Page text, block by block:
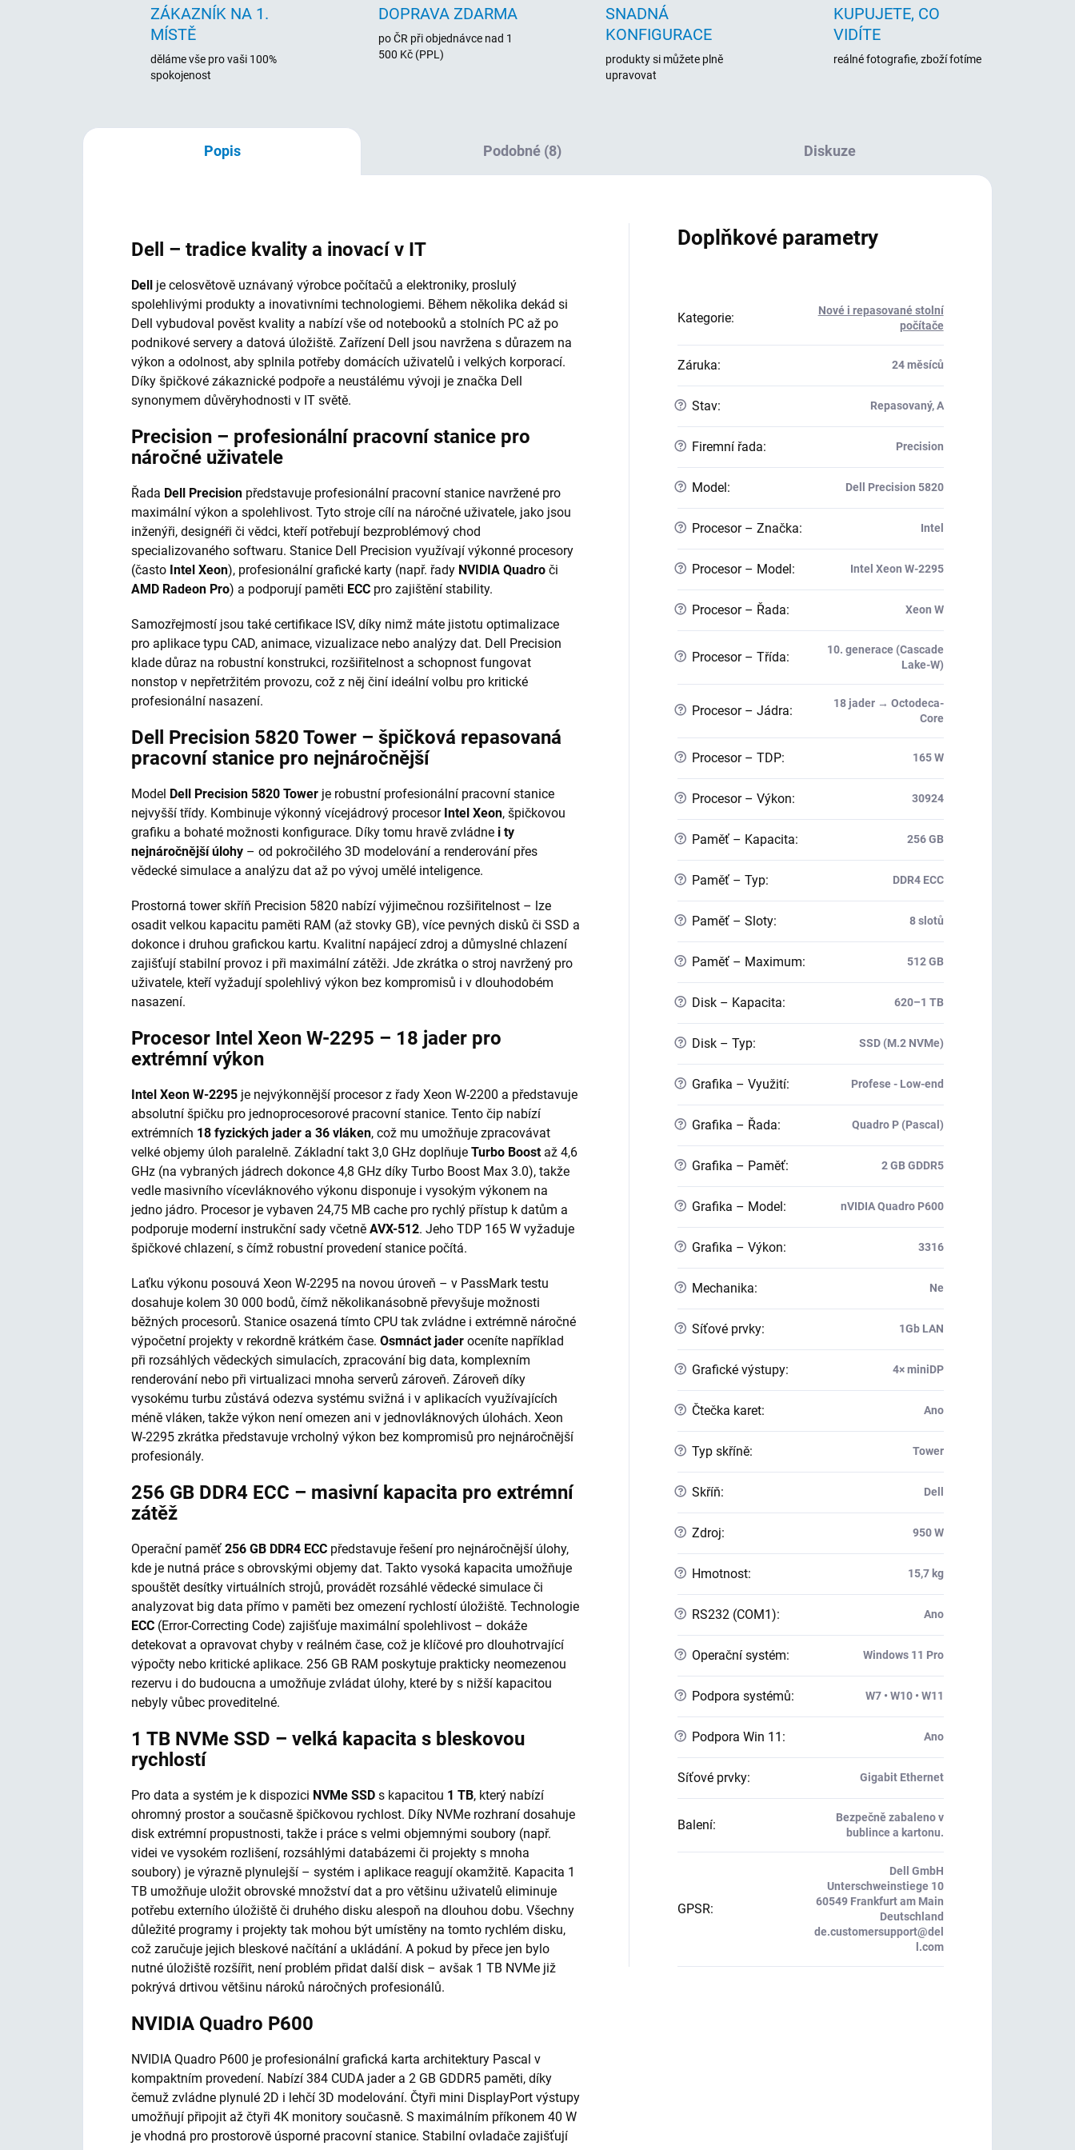
ZÁKAZNÍK NA 1.
MÍSTĚ
děláme vše pro vaši 100%
spokojenost
DOPRAVA ZDARMA
po ČR při objednávce nad 1
500 Kč (PPL)
SNADNÁ
KONFIGURACE
produkty si můžete plně
upravovat
KUPUJETE, CO
VIDÍTE
reálné fotografie, zboží fotíme
Popis Podobné (8) Diskuze
Dell – tradice kvality a inovací v IT
Dell je celosvětově uznávaný výrobce počítačů a elektroniky, proslulý
spolehlivými produkty a inovativními technologiemi. Během několika dekád si
Dell vybudoval pověst kvality a nabízí vše od notebooků a stolních PC až po
podnikové servery a datová úložiště. Zařízení Dell jsou navržena s důrazem na
výkon a odolnost, aby splnila potřeby domácích uživatelů i velkých korporací.
Díky špičkové zákaznické podpoře a neustálému vývoji je značka Dell
synonymem důvěryhodnosti v IT světě.
Precision – profesionální pracovní stanice pro
náročné uživatele
Řada Dell Precision představuje profesionální pracovní stanice navržené pro
maximální výkon a spolehlivost. Tyto stroje cílí na náročné uživatele, jako jsou
inženýři, designéři či vědci, kteří potřebují bezproblémový chod
specializovaného softwaru. Stanice Dell Precision využívají výkonné procesory
(často Intel Xeon), profesionální grafické karty (např. řady NVIDIA Quadro či
AMD Radeon Pro) a podporují paměti ECC pro zajištění stability.
Samozřejmostí jsou také certifikace ISV, díky nimž máte jistotu optimalizace
pro aplikace typu CAD, animace, vizualizace nebo analýzy dat. Dell Precision
klade důraz na robustní konstrukci, rozšiřitelnost a schopnost fungovat
nonstop v nepřetržitém provozu, což z něj činí ideální volbu pro kritické
profesionální nasazení.
Dell Precision 5820 Tower – špičková repasovaná
pracovní stanice pro nejnáročnější
Model Dell Precision 5820 Tower je robustní profesionální pracovní stanice
nejvyšší třídy. Kombinuje výkonný vícejádrový procesor Intel Xeon, špičkovou
grafiku a bohaté možnosti konfigurace. Díky tomu hravě zvládne i ty
nejnáročnější úlohy – od pokročilého 3D modelování a renderování přes
vědecké simulace a analýzu dat až po vývoj umělé inteligence.
Prostorná tower skříň Precision 5820 nabízí výjimečnou rozšiřitelnost – lze
osadit velkou kapacitu paměti RAM (až stovky GB), více pevných disků či SSD a
dokonce i druhou grafickou kartu. Kvalitní napájecí zdroj a důmyslné chlazení
zajišťují stabilní provoz i při maximální zátěži. Jde zkrátka o stroj navržený pro
uživatele, kteří vyžadují spolehlivý výkon bez kompromisů i v dlouhodobém
nasazení.
Procesor Intel Xeon W-2295 – 18 jader pro
extrémní výkon
Intel Xeon W-2295 je nejvýkonnější procesor z řady Xeon W-2200 a představuje
absolutní špičku pro jednoprocesorové pracovní stanice. Tento čip nabízí
extrémních 18 fyzických jader a 36 vláken, což mu umožňuje zpracovávat
velké objemy úloh paralelně. Základní takt 3,0 GHz doplňuje Turbo Boostaž 4,6
GHz (na vybraných jádrech dokonce 4,8 GHz díky Turbo Boost Max 3.0), takže
vedle masivního vícevláknového výkonu disponuje i vysokým výkonem na
jedno jádro. Procesor je vybaven 24,75 MB cache pro rychlý přístup k datům a
podporuje moderní instrukční sady včetně AVX-512. Jeho TDP 165 W vyžaduje
špičkové chlazení, s čímž robustní provedení stanice počítá.
Laťku výkonu posouvá Xeon W-2295 na novou úroveň – v PassMark testu
dosahuje kolem 30 000 bodů, čímž několikanásobně převyšuje možnosti
běžných procesorů. Stanice osazená tímto CPU tak zvládne i extrémně náročné
výpočetní projekty v rekordně krátkém čase. Osmnáct jader oceníte například
při rozsáhlých vědeckých simulacích, zpracování big data, komplexním
renderování nebo při virtualizaci mnoha serverů zároveň. Zároveň díky
vysokému turbu zůstává odezva systému svižná i v aplikacích využívajících
méně vláken, takže výkon není omezen ani v jednovláknových úlohách. Xeon
W-2295 zkrátka představuje vrcholný výkon bez kompromisů pro nejnáročnější
profesionály.
256 GB DDR4 ECC – masivní kapacita pro extrémní
zátěž
Operační paměť 256 GB DDR4 ECC představuje řešení pro nejnáročnější úlohy,
kde je nutná práce s obrovskými objemy dat. Takto vysoká kapacita umožňuje
spouštět desítky virtuálních strojů, provádět rozsáhlé vědecké simulace či
analyzovat big data přímo v paměti bez omezení rychlostí úložiště. Technologie
ECC (Error-Correcting Code) zajišťuje maximální spolehlivost – dokáže
detekovat a opravovat chyby v reálném čase, což je klíčové pro dlouhotrvající
výpočty nebo kritické aplikace. 256 GB RAM poskytuje prakticky neomezenou
rezervu i do budoucna a umožňuje zvládat úlohy, které by s nižší kapacitou
nebyly vůbec proveditelné.
1 TB NVMe SSD – velká kapacita s bleskovou
rychlostí
Pro data a systém je k dispozici NVMe SSD s kapacitou 1 TB, který nabízí
ohromný prostor a současně špičkovou rychlost. Díky NVMe rozhraní dosahuje
disk extrémní propustnosti, takže i práce s velmi objemnými soubory (např.
videi ve vysokém rozlišení, rozsáhlými databázemi či projekty s mnoha
soubory) je výrazně plynulejší – systém i aplikace reagují okamžitě. Kapacita 1
TB umožňuje uložit obrovské množství dat a pro většinu uživatelů eliminuje
potřebu externího úložiště či druhého disku alespoň na dlouhou dobu. Všechny
důležité programy i projekty tak mohou být umístěny na tomto rychlém disku,
což zaručuje jejich bleskové načítání a ukládání. A pokud by přece jen bylo
nutné úložiště rozšířit, není problém přidat další disk – avšak 1 TB NVMe již
pokrývá drtivou většinu nároků náročných profesionálů.
NVIDIA Quadro P600
NVIDIA Quadro P600 je profesionální grafická karta architektury Pascal v
kompaktním provedení. Nabízí 384 CUDA jader a 2 GB GDDR5 paměti, díky
čemuž zvládne plynulé 2D i lehčí 3D modelování. Čtyři mini DisplayPort výstupy
umožňují připojit až čtyři 4K monitory současně. S maximálním příkonem 40 W
je vhodná pro prostorově úsporné pracovní stanice. Stabilní ovladače zajišťují
Doplňkové parametry
Kategorie:
Nové i repasované stolní
počítače
Záruka: 24 měsíců
? Stav: Repasovaný, A
? Firemní řada: Precision
? Model : Dell Precision 5820
? Procesor – Značka: Intel
? Procesor – Model : Intel Xeon W-2295
? Procesor – Řada: Xeon W
? Procesor – Třída:
10. generace (Cascade
Lake-W)
? Procesor – Jádra:
18 jader → Octodeca-
Core
? Procesor – TDP: 165 W
? Procesor – Výkon: 30924
? Paměť – Kapacita: 256 GB
? Paměť – Typ: DDR4 ECC
? Paměť – Sloty: 8 slotů
? Paměť – Maximum: 512 GB
? Disk – Kapacita: 620–1 TB
? Disk – Typ: SSD (M.2 NVMe)
? Grafika – Využití: Profese - Low-end
? Grafika – Řada: Quadro P (Pascal)
? Grafika – Paměť: 2 GB GDDR5
? Grafika – Model : nVIDIA Quadro P600
? Grafika – Výkon: 3316
? Mechanika: Ne
? Síťové prvky: 1Gb LAN
? Grafické výstupy: 4× miniDP
? Čtečka karet: Ano
? Typ skříně: Tower
? Skříň: Dell
? Zdroj: 950 W
? Hmotnost: 15,7 kg
? RS232 (COM1): Ano
? Operační systém: Windows 11 Pro
? Podpora systémů: W7 • W10 • W11
? Podpora Win 11 : Ano
Síťové prvky: Gigabit Ethernet
Balení:
Bezpečně zabaleno v
bublince a kartonu.
GPSR:
Dell GmbH
Unterschweinstiege 10
60549 Frankfurt am Main
Deutschland
de.customersupport@del
l.com